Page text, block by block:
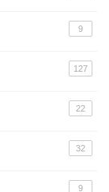
9
127
22
32
9